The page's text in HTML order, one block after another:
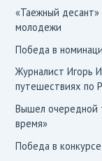
«Таежный
молодежи
Победа в
Журналист Игорь
путешествиях по
Вышел очередной
время»
Победа в